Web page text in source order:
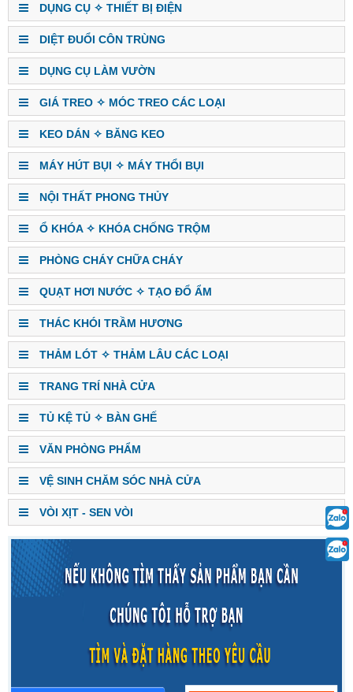
DỤNG CỤ ✧ THIẾT BỊ ĐIỆN
DIỆT ĐUỔI CÔN TRÙNG
DỤNG CỤ LÀM VƯỜN
GIÁ TREO ✧ MÓC TREO CÁC LOẠI
KEO DÁN ✧ BĂNG KEO
MÁY HÚT BỤI ✧ MÁY THỔI BỤI
NỘI THẤT PHONG THỦY
Ổ KHÓA ✧ KHÓA CHỐNG TRỘM
PHÒNG CHÁY CHỮA CHÁY
QUẠT HƠI NƯỚC ✧ TẠO ĐỔ ẨM
THÁC KHÓI TRẦM HƯƠNG
THẢM LÓT ✧ THẢM LÂU CÁC LOẠI
TRANG TRÍ NHÀ CỬA
TỦ KỆ TỦ ✧ BÀN GHẾ
VĂN PHÒNG PHẨM
VỆ SINH CHĂM SÓC NHÀ CỬA
VÒI XỊT - SEN VÒI